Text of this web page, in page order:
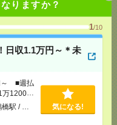
りますか？
1/10
日収1.1万円～＊未
～ ■週払
1200円
駅 / … 気になる!
払い
/ …
気になる！
もくもく入力＃服
[派遣]